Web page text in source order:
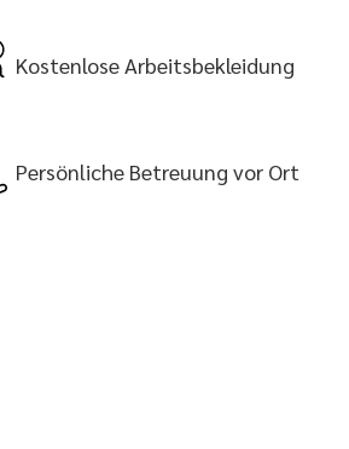
Kostenlose Arbeitsbekleidung
Persönliche Betreuung vor Ort